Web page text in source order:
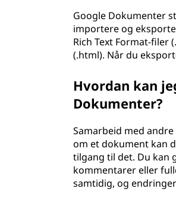
Google Dokumenter
importere og
Rich Text Format-filer
(.html). Når du
Hvordan kan
Dokumenter?
Samarbeid med
om et dokument kan
tilgang til det. Du kan
kommentarer eller
samtidig, og